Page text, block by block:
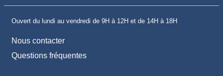
Ouvert du lundi au vendredi de 9H à 12H et de 14H à 18H
Nous contacter
Questions fréquentes